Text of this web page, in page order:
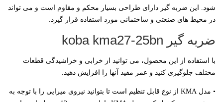
شود. این ضربه گیر دارای طراحی بسیار محکم و مقاوم است و می تواند
در محیط های صنعتی و ساختمانی مورد استفاده قرار گیرد.
ضربه گیر koba kma27-25bn
با استفاده از این محصول، می توانید از خرابی و خراشیدگی قطعات
مختلف جلوگیری کنید و عمر مفید آنها را افزایش دهید.
• مدل KMA از نوع قابل تنظیم است تا بتوانید نیروی میرایی را با توجه به